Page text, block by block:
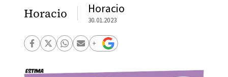
Horacio Horacio
30.01.2023